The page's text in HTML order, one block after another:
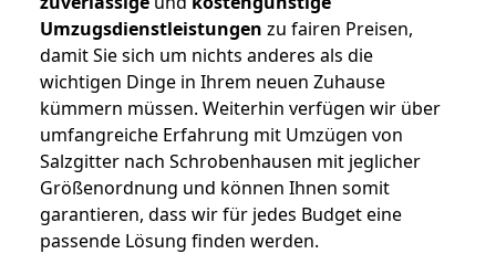
Umzugsdienstleistungen zu fairen Preisen,
damit Sie sich um nichts anderes als die
wichtigen Dinge in Ihrem neuen Zuhause
kümmern müssen. Weiterhin verfügen wir über
umfangreiche Erfahrung mit Umzügen von
Salzgitter nach Schrobenhausen mit jeglicher
Größenordnung und können Ihnen somit
garantieren, dass wir für jedes Budget eine
passende Lösung finden werden.